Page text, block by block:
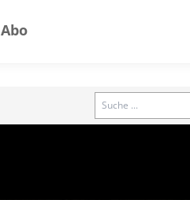
Abo
Search